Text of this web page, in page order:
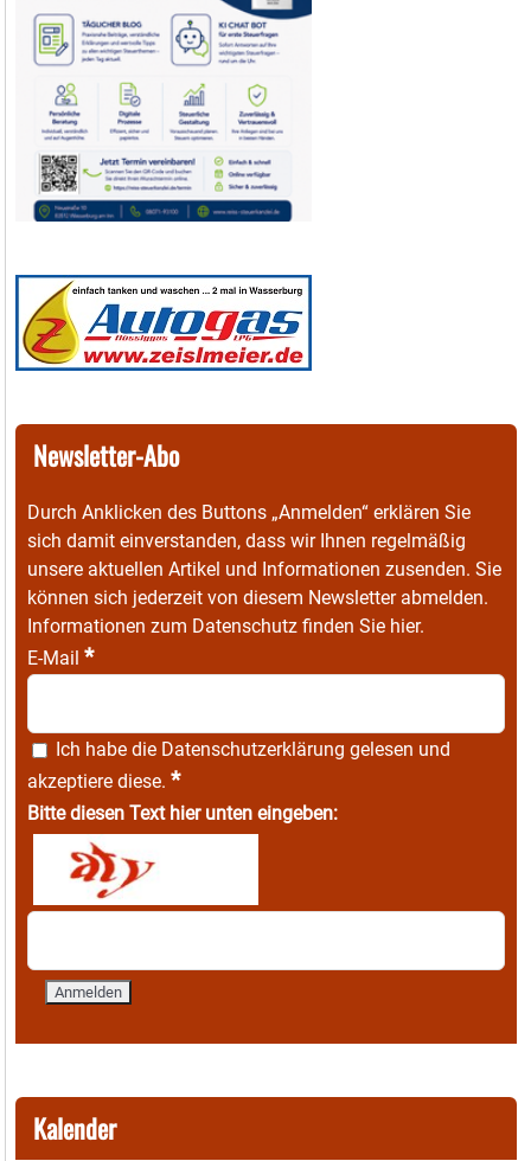
Newsletter-Abo
Durch Anklicken des Buttons „Anmelden“ erklären Sie
sich damit einverstanden, dass wir Ihnen regelmäßig
unsere aktuellen Artikel und Informationen zusenden. Sie
können sich jederzeit von diesem Newsletter abmelden.
Informationen zum Datenschutz finden Sie hier.
E-Mail *
Ich habe die Datenschutzerklärung gelesen und
akzeptiere diese. *
Bitte diesen Text hier unten eingeben:
Kalender